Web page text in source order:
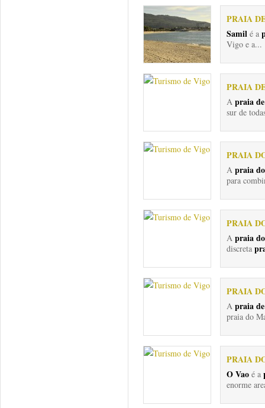
PRAIA
Samil é a
Vigo e a...
PRAIA
A praia
sur de
PRAIA
A praia
para
PRAIA
A praia
discreta
PRAIA
A praia
praia do
PRAIA
O Vao é a
enorme